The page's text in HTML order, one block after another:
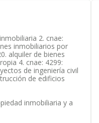
2. cnae:
inmobiliarios por
alquiler de bienes
4. cnae: 4299:
de ingeniería civil
de edificios
inmobiliaria y a